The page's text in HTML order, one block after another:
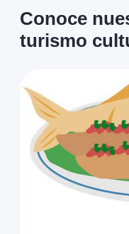
Conoce
turismo